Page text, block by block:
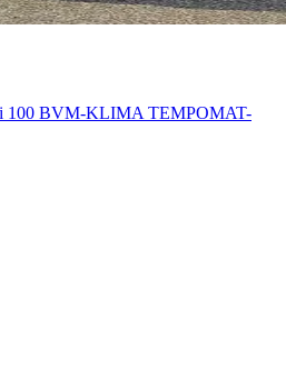
100 BVM-KLIMA TEMPOMAT-